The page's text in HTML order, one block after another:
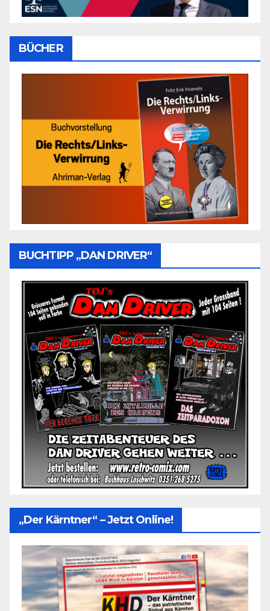
BÜCHER
BUCHTIPP „DAN DRIVER“
„Der Kärntner“ – Jetzt Online!